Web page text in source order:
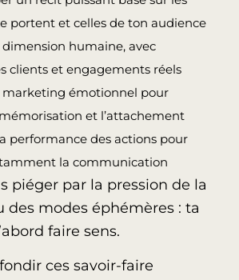
portent et celles de ton audience
humaine, avec
clients et engagements réels
marketing émotionnel pour
et l’attachement
performance des actions pour
la communication
piéger par la pression de la
des modes éphémères : ta
faire sens.
ces savoir-faire